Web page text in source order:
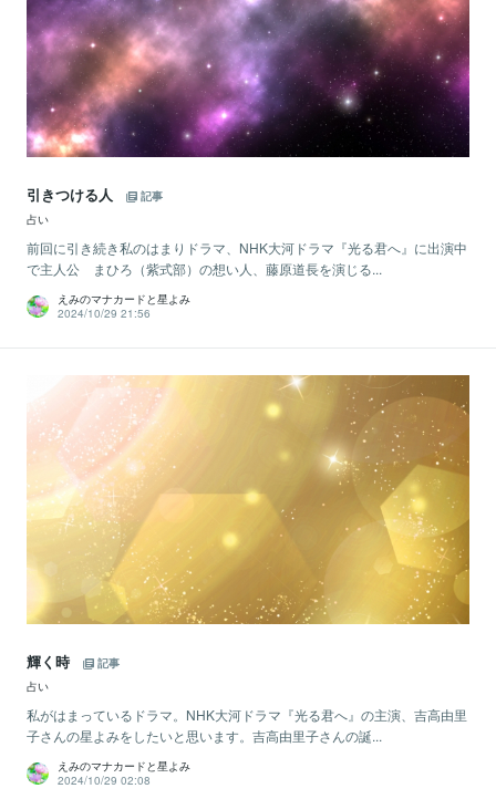
引きつける人
記事
占い
前回に引き続き私のはまりドラマ、NHK大河ドラマ『光る君へ』に出演中
で主人公 まひろ（紫式部）の想い人、藤原道長を演じる...
えみのマナカードと星よみ
2024/10/29 21:56
輝く時
記事
占い
私がはまっているドラマ。NHK大河ドラマ『光る君へ』の主演、吉高由里
子さんの星よみをしたいと思います。吉高由里子さんの誕...
えみのマナカードと星よみ
2024/10/29 02:08